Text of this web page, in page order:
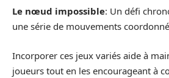
Le nœud impossible: Un défi
une série de mouvements
Incorporer ces jeux variés aide à
joueurs tout en les encourageant à